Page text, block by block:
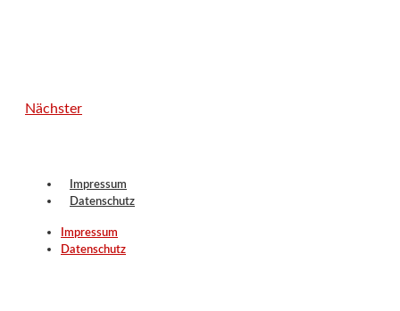
Nächster
Impressum
Datenschutz
Impressum
Datenschutz